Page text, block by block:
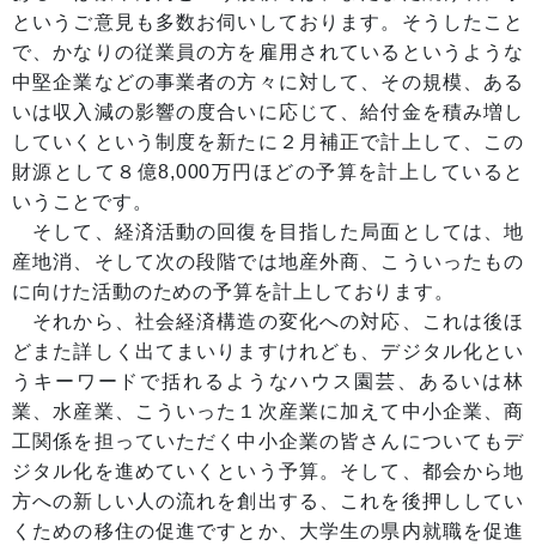
というご意見も多数お伺いしております。そうしたこと
で、かなりの従業員の方を雇用されているというような
中堅企業などの事業者の方々に対して、その規模、ある
いは収入減の影響の度合いに応じて、給付金を積み増し
していくという制度を新たに２月補正で計上して、この
財源として８億8,000万円ほどの予算を計上していると
いうことです。
そして、経済活動の回復を目指した局面としては、地
産地消、そして次の段階では地産外商、こういったもの
に向けた活動のための予算を計上しております。
それから、社会経済構造の変化への対応、これは後ほ
どまた詳しく出てまいりますけれども、デジタル化とい
うキーワードで括れるようなハウス園芸、あるいは林
業、水産業、こういった１次産業に加えて中小企業、商
工関係を担っていただく中小企業の皆さんについてもデ
ジタル化を進めていくという予算。そして、都会から地
方への新しい人の流れを創出する、これを後押ししてい
くための移住の促進ですとか、大学生の県内就職を促進